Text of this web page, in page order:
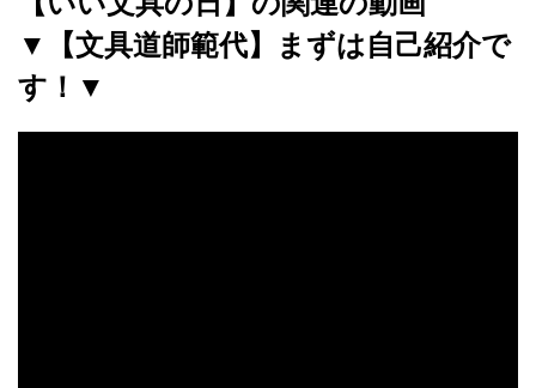
▼【文具道師範代】まずは自己紹介で
す！▼